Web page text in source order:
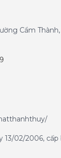
Cẩm
13/02/2006,